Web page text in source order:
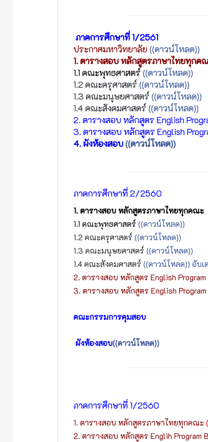
ภาคการศึกษาที่ 1/2561
ประกาศมหาวิทยาลัย((ดาวน์โหลด))
1. ตารางสอบ หลักสูตรภาษาไทยทุกค
1.1 คณะพุทธศาสตร์ ((ดาวน์โหลด))
1.2 คณะครุศาสตร์ ((ดาวน์โหลด))
1.3 คณะมนุษยศาสตร์ ((ดาวน์โหลด))
1.4 คณะสังคมศาสตร์ ((ดาวน์โหลด))
2. ตารางสอบ หลักสูตร English
3. ตารางสอบ หลักสูตร English
4. ผังห้องสอบ((ดาวน์โหลด))
ภาคการศึกษาที่ 2/2560
1. ตารางสอบ หลักสูตรภาษาไทยทุกคณะ
1.1 คณะพุทธศาสตร์ ((ดาวน์โหลด))
1.2 คณะครุศาสตร์ ((ดาวน์โหลด))
1.3 คณะมนุษยศาสตร์ ((ดาวน์โหลด))
1.4 คณะสังคมศาสตร์ ((ดาวน์โหลด)) อับ
2. ตารางสอบ หลักสูตร English Program
3. ตารางสอบ หลักสูตร English
คณะกรรมการคุมสอบ
ผังห้องสอบ((ดาวน์โหลด))
ภาคการศึกษาที่ 1/2560
1. ตารางสอบ หลักสูตรภาษาไทยทุกคณะ
2. ตารางสอบ หลักสูตร Englih Program